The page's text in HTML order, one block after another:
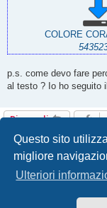
Questo sito
migliore
Ulteriori
COLORE
p.s. come devo fare
al testo ? Io ho seguito
Rispondi